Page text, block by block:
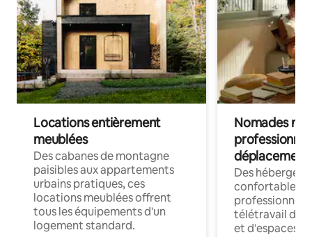
Locations entièrement
meublées
Des cabanes de montagne
paisibles aux appartements
urbains pratiques, ces
locations meublées offrent
tous les équipements d'un
logement standard.
Nomades
déplacement
Des
confortables
professionnels
télétravail
et d'espaces